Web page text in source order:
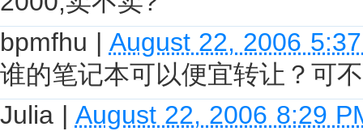
bpmfhu | August 22, 2006
谁的笔记本可以便宜转让？可
Julia | August 22, 2006 8:29